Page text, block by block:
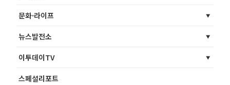
문화·라이프
뉴스발전소
이투데이TV
스페셜리포트